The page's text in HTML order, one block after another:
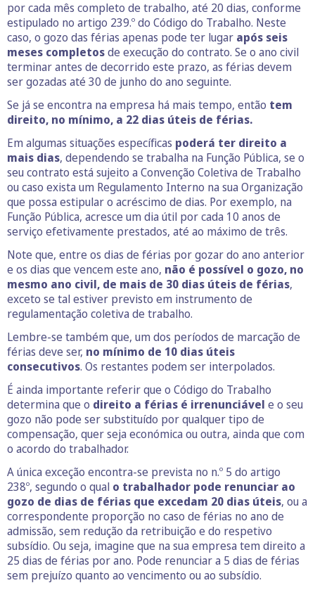
por cada mês completo de trabalho, até 20 dias, conforme
estipulado no artigo 239.º do Código do Trabalho. Neste
caso, o gozo das férias apenas pode ter lugar após seis
meses completosde execução do contrato. Se o ano civil
terminar antes de decorrido este prazo, as férias devem
ser gozadas até 30 de junho do ano seguinte.
Se já se encontra na empresa há mais tempo, então tem
direito, no mínimo, a 22 dias úteis de férias.
Em algumas situações específicas poderá ter direito a
mais dias, dependendo se trabalha na Função Pública, se o
seu contrato está sujeito a Convenção Coletiva de Trabalho
ou caso exista um Regulamento Interno na sua Organização
que possa estipular o acréscimo de dias. Por exemplo, na
Função Pública, acresce um dia útil por cada 10 anos de
serviço efetivamente prestados, até ao máximo de três.
Note que, entre os dias de férias por gozar do ano anterior
e os dias que vencem este ano, não é possível o gozo, no
mesmo ano civil, de mais de 30 dias úteis de férias,
exceto se tal estiver previsto em instrumento de
regulamentação coletiva de trabalho.
Lembre-se também que, um dos períodos de marcação de
férias deve ser, no mínimo de 10 dias úteis
consecutivos. Os restantes podem ser interpolados.
É ainda importante referir que o Código do Trabalho
determina que o direito a férias é irrenunciável e o seu
gozo não pode ser substituído por qualquer tipo de
compensação, quer seja económica ou outra, ainda que com
o acordo do trabalhador.
A única exceção encontra-se prevista no n.º 5 do artigo
238º, segundo o qual o trabalhador pode renunciar ao
gozo de dias de férias que excedam 20 dias úteis, ou a
correspondente proporção no caso de férias no ano de
admissão, sem redução da retribuição e do respetivo
subsídio. Ou seja, imagine que na sua empresa tem direito a
25 dias de férias por ano. Pode renunciar a 5 dias de férias
sem prejuízo quanto ao vencimento ou ao subsídio.